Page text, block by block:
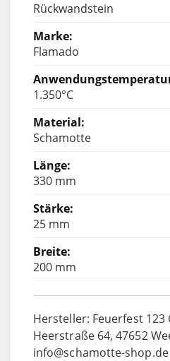
Rückwandstein
Flamado
1.350°C
Schamotte
330 mm
25 mm
200 mm
Hersteller: Feuerfest 123
Heerstraße 64, 47652
info@schamotte-shop.de